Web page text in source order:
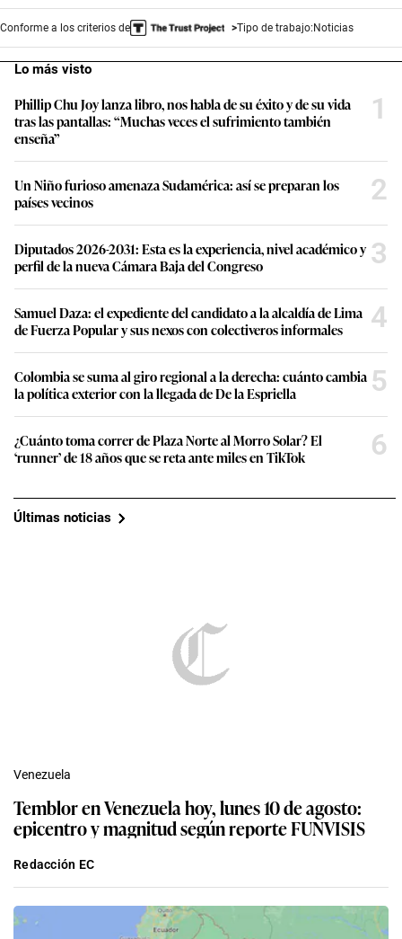
Conforme a los criterios de Tipo de trabajo:Noticias
Lo más visto
Phillip Chu Joy lanza libro, nos habla de su éxito y de su vida
tras las pantallas: “Muchas veces el sufrimiento también
enseña”
1
Un Niño furioso amenaza Sudamérica: así se preparan los
países vecinos
2
Diputados 2026-2031: Esta es la experiencia, nivel académico y
perfil de la nueva Cámara Baja del Congreso
3
Samuel Daza: el expediente del candidato a la alcaldía de Lima
de Fuerza Popular y sus nexos con colectiveros informales
4
Colombia se suma al giro regional a la derecha: cuánto cambia
la política exterior con la llegada de De la Espriella
5
¿Cuánto toma correr de Plaza Norte al Morro Solar? El
‘runner’ de 18 años que se reta ante miles en TikTok
6
Últimas noticias
Venezuela
Temblor en Venezuela hoy, lunes 10 de agosto:
epicentro y magnitud según reporte FUNVISIS
Redacción EC